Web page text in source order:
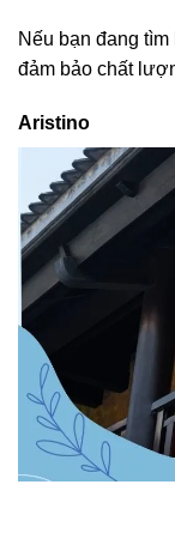
Nếu bạn đang
đảm bảo chất
Aristino